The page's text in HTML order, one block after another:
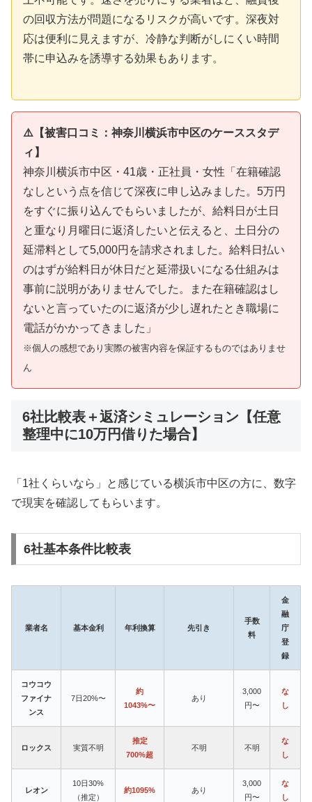
の回収方法が問題になるリスクが高いです。深夜対
応は便利に見えますが、冷静な判断がしにくい時間
帯に申込みを誘導する効果もあります。
⚠️【被害口コミ：神奈川横浜市中区のケーススタデ
ィ】
神奈川横浜市中区・41歳・正社員・女性「在籍確認
なしという点を信じて深夜に申し込みました。5万円
をすぐに振り込んでもらいましたが、給料日が土日
と重なり月曜日に返済したいと伝えると、土日分の
延滞料として5,000円を請求されました。給料日払い
のはずが給料日が休日だと延滞扱いになる仕組みは
事前に説明がありませんでした。また在籍確認はし
ないと言っていたのに返済が少し遅れたとき職場に
電話がかかってきました」
※個人の感想であり実際の被害内容を保証するものではありませ
ん
6社比較表＋返済シミュレーション【任意
整理中に10万円借りた場合】
「1社くらいなら」と感じている横浜市中区の方に、数字
で現実を確認してもらいます。
6社基本条件比較表
業者名 基本金利 年利換算 先引き
手数
料
金
融
庁
登
録
コウコウ
ファイナ
ンス
7日20%〜
約
1043%〜
あり
3,000
円〜
な
し
ロックス 実質不明
推定
700%超
不明 不明
な
し
レオン
10日30%
（推定）
約1095% あり
3,000
円〜
な
し